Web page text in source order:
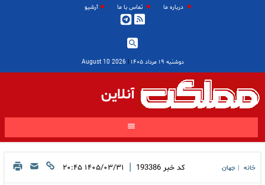
درباره ما تماس با ما آرشیو
دوشنبه ۱۹ مرداد ۱۴۰۵ |
2026 August 10
آنلاین
خانه جهان کد خبر 193386
| ۱۴۰۵/۰۳/۳۱ ۲۰:۴۵